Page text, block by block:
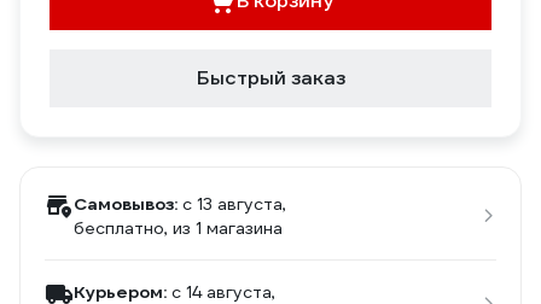
Быстрый заказ
Самовывоз: c 13 августа,
бесплатно, из 1 магазина
Курьером: c 14 августа,